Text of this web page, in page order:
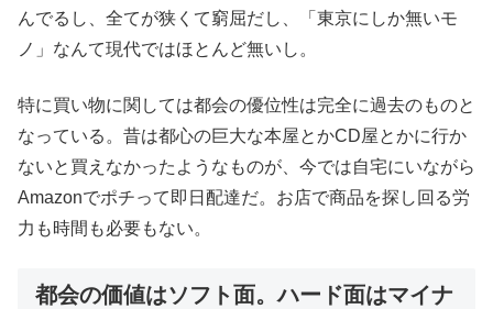
んでるし、全てが狭くて窮屈だし、「東京にしか無いモ
ノ」なんて現代ではほとんど無いし。
特に買い物に関しては都会の優位性は完全に過去のものと
なっている。昔は都心の巨大な本屋とかCD屋とかに行か
ないと買えなかったようなものが、今では自宅にいながら
Amazonでポチって即日配達だ。お店で商品を探し回る労
力も時間も必要もない。
都会の価値はソフト面。ハード面はマイナ